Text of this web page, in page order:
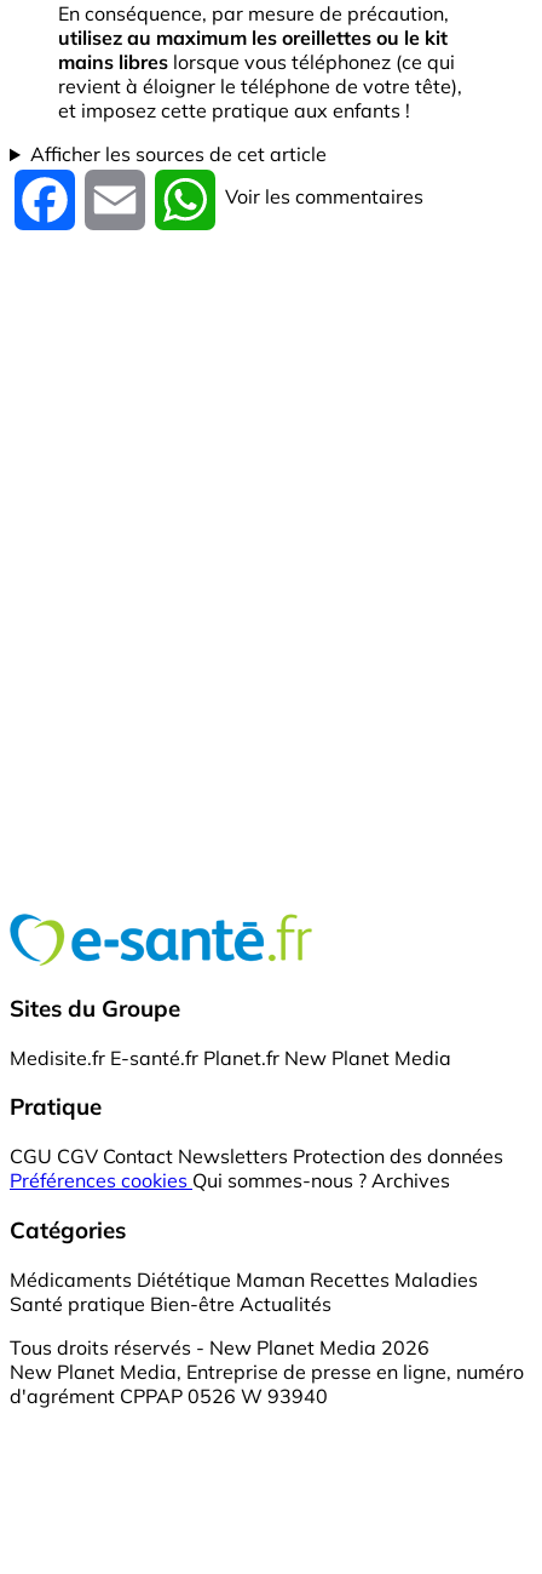
En conséquence, par mesure de précaution,
utilisez au maximum les oreillettes ou le kit
mains libres lorsque vous téléphonez (ce qui
revient à éloigner le téléphone de votre tête),
et imposez cette pratique aux enfants !
Afficher les sources de cet article
Facebook Email WhatsApp
Voir les commentaires
Sites du Groupe
Medisite.fr E-santé.fr Planet.fr New Planet Media
Pratique
CGU CGV Contact Newsletters Protection des données
Préférences cookies Qui sommes-nous ? Archives
Catégories
Médicaments Diététique Maman Recettes Maladies
Santé pratique Bien-être Actualités
Tous droits réservés - New Planet Media 2026
New Planet Media, Entreprise de presse en ligne, numéro
d'agrément CPPAP 0526 W 93940